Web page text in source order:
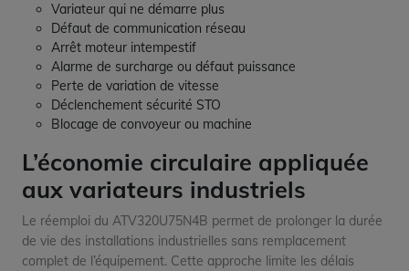
Variateur qui ne démarre plus
Défaut de communication réseau
Arrêt moteur intempestif
Alarme de surcharge ou défaut puissance
Perte de variation de vitesse
Déclenchement sécurité STO
Blocage de convoyeur ou machine
L’économie circulaire appliquée
aux variateurs industriels
Le réemploi du ATV320U75N4B permet de prolonger la durée
de vie des installations industrielles sans remplacement
complet de l’équipement. Cette approche limite les délais